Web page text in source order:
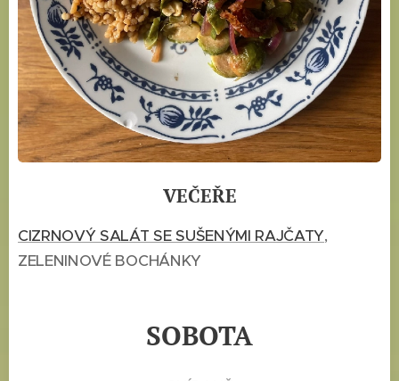
VEČEŘE
CIZRNOVÝ SALÁT SE SUŠENÝMI RAJČATY,
ZELENINOVÉ BOCHÁNKY
SOBOTA